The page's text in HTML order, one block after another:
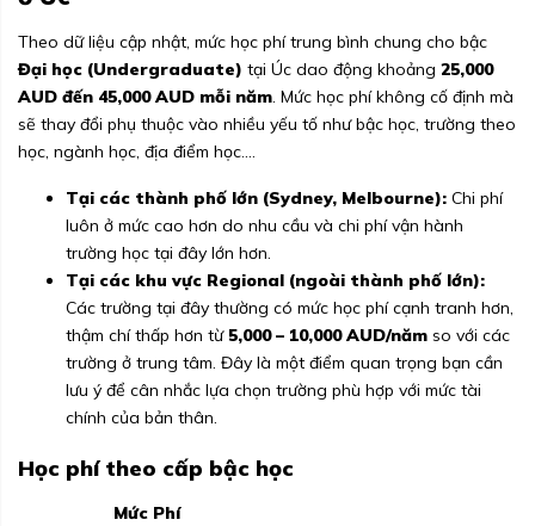
Theo dữ liệu cập nhật, mức học phí trung bình chung cho bậc
Đại học (Undergraduate) tại Úc dao động khoảng 25,000
AUD đến 45,000 AUD mỗi năm. Mức học phí không cố định mà
sẽ thay đổi phụ thuộc vào nhiều yếu tố như bậc học, trường theo
học, ngành học, địa điểm học....
Tại các thành phố lớn (Sydney, Melbourne): Chi phí
luôn ở mức cao hơn do nhu cầu và chi phí vận hành
trường học tại đây lớn hơn.
Tại các khu vực Regional (ngoài thành phố lớn):
Các trường tại đây thường có mức học phí cạnh tranh hơn,
thậm chí thấp hơn từ 5,000 – 10,000 AUD/năm so với các
trường ở trung tâm. Đây là một điểm quan trọng bạn cần
lưu ý để cân nhắc lựa chọn trường phù hợp với mức tài
chính của bản thân.
Học phí theo cấp bậc học
Mức Phí